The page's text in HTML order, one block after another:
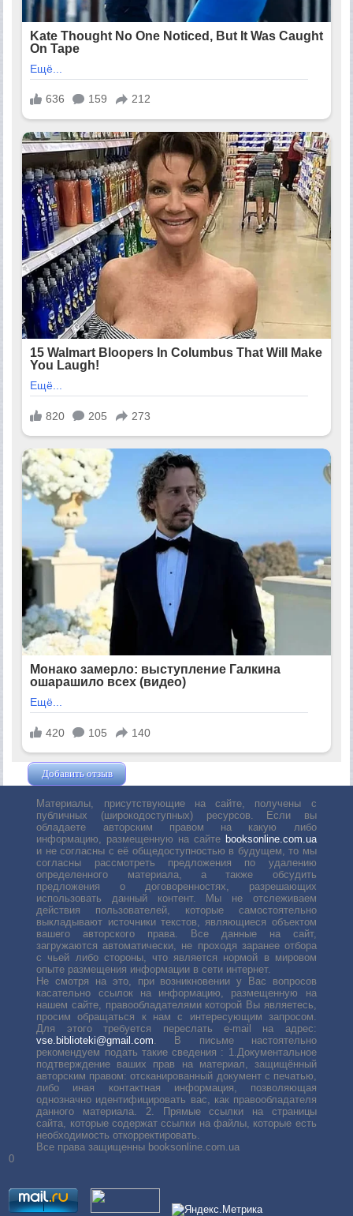
Добавить отзыв
Материалы, присутствующие на сайте, получены с
публичных (широкодоступных) ресурсов. Если вы
обладаете авторским правом на какую либо
информацию, размещенную на сайте booksonline.com.ua
и не согласны с её общедоступностью в будущем, то мы
согласны рассмотреть предложения по удалению
определенного материала, а также обсудить
предложения о договоренностях, разрешающих
использовать данный контент. Мы не отслеживаем
действия пользователей, которые самостоятельно
выкладывают источники текстов, являющиеся объектом
вашего авторского права. Все данные на сайт,
загружаются автоматически, не проходя заранее отбора
с чьей либо стороны, что является нормой в мировом
опыте размещения информации в сети интернет.
Не смотря на это, при возникновении у Вас вопросов
касательно ссылок на информацию, размещенную на
нашем сайте, правообладателями которой Вы являетесь,
просим обращаться к нам с интересующим запросом.
Для этого требуется переслать е-mail на адрес:
vse.biblioteki@gmail.com. В письме настоятельно
рекомендуем подать такие сведения : 1.Документальное
подтверждение ваших прав на материал, защищённый
авторским правом: отсканированный документ с печатью,
либо иная контактная информация, позволяющая
однозначно идентифицировать вас, как правообладателя
данного материала. 2. Прямые ссылки на страницы
сайта, которые содержат ссылки на файлы, которые есть
необходимость откорректировать.
Все права защищенны booksonline.com.ua
0